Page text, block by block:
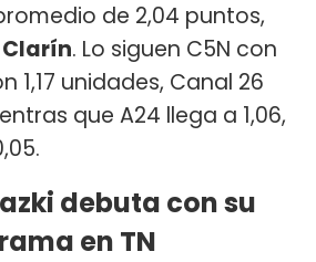
de 2,04 puntos,
. Lo siguen C5N con
1,17 unidades, Canal 26
que A24 llega a 1,06,
debuta con su
en TN